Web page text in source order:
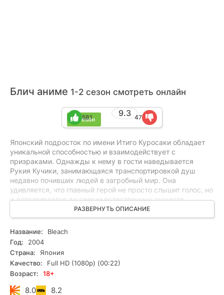
Блич аниме 1-2 сезон смотреть онлайн
2 сезон
9.3
581 47
Японский подросток по имени Итиго Куросаки обладает
уникальной способностью и взаимодействует с
призраками. Однажды к нему в гости наведывается
Рукия Кучики, занимающаяся транспортировкой душ
недавно почивших людей в загробный мир. Она
удивляется, что главный герой не просто слышит голос, но
и дотрагивается до сверхъестественных существ.
Завязавшуюся беседу прерывает "пустой", особо сильный
монстр, которого в одиночку сложновато победить. Гостья
принимает решение поделиться энергией с Итиго в обмен
легко расправляется с привидением. Рукия лишается
работы, а вакантное место занимает главный герой.
Девушка становится инструктором новичка, объясняя
основы мироустройства. Профессия "проводника"
непростая, а стычки с врагами в порядке вещей.
РАЗВЕРНУТЬ ОПИСАНИЕ
Название:
Bleach
Год:
2004
Страна:
Япония
Качество:
Full HD (1080p) (00:22)
Возраст:
18+
8.0 8.2